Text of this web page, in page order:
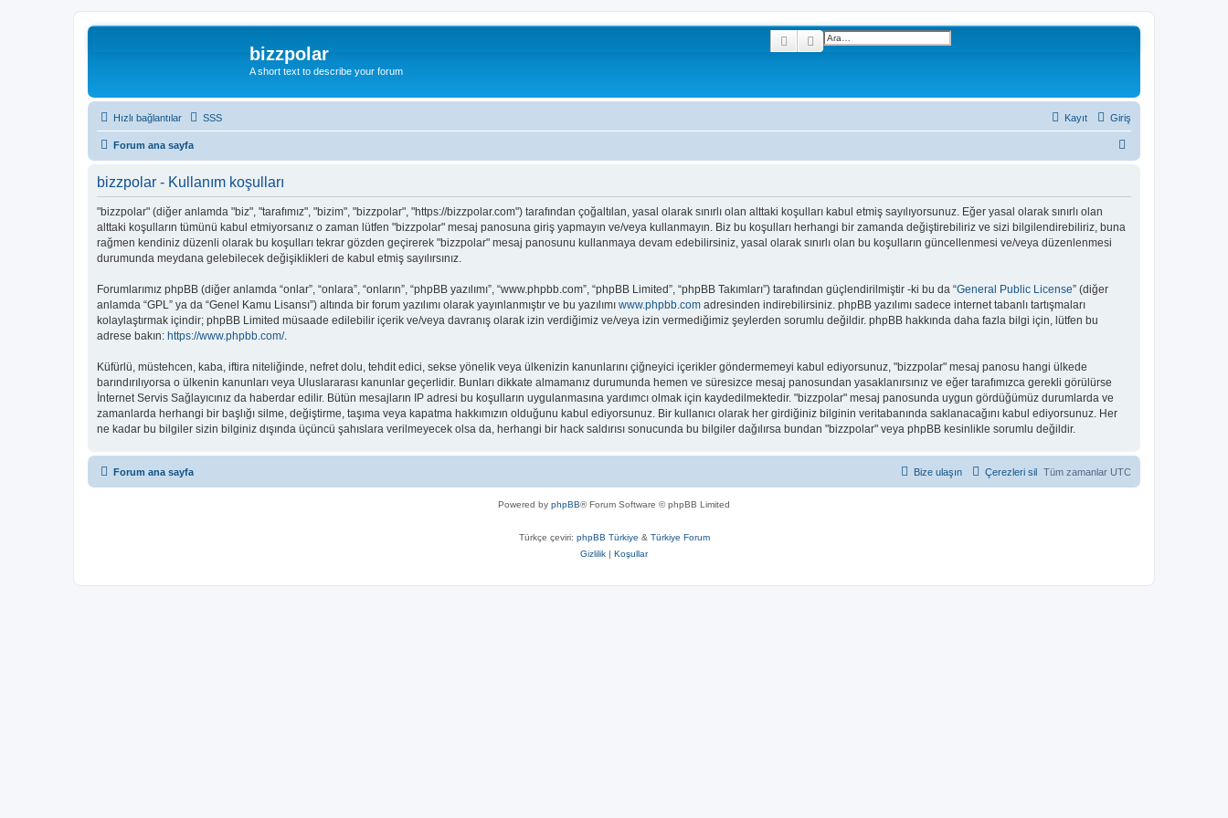
bizzpolar
A short text to describe your forum
Ara Gelişmiş arama
Hızlı bağlantılar SSS Giriş
Kayıt
Forum ana sayfa
bizzpolar - Kullanım koşulları
"bizzpolar" (diğer anlamda "biz", "tarafımız", "bizim", "bizzpolar", "https://bizzpolar.com") tarafından çoğaltılan, yasal olarak sınırlı olan alttaki koşulları kabul etmiş sayılıyorsunuz. Eğer yasal olarak sınırlı olan
alttaki koşulların tümünü kabul etmiyorsanız o zaman lütfen "bizzpolar" mesaj panosuna giriş yapmayın ve/veya kullanmayın. Biz bu koşulları herhangi bir zamanda değiştirebiliriz ve sizi bilgilendirebiliriz, buna
rağmen kendiniz düzenli olarak bu koşulları tekrar gözden geçirerek "bizzpolar" mesaj panosunu kullanmaya devam edebilirsiniz, yasal olarak sınırlı olan bu koşulların güncellenmesi ve/veya düzenlenmesi
durumunda meydana gelebilecek değişiklikleri de kabul etmiş sayılırsınız.
Forumlarımız phpBB (diğer anlamda “onlar”, “onlara”, “onların”, “phpBB yazılımı”, “www.phpbb.com”, “phpBB Limited”, “phpBB Takımları”) tarafından güçlendirilmiştir -ki bu da “General Public License” (diğer
anlamda “GPL” ya da “Genel Kamu Lisansı”) altında bir forum yazılımı olarak yayınlanmıştır ve bu yazılımı www.phpbb.com adresinden indirebilirsiniz. phpBB yazılımı sadece internet tabanlı tartışmaları
kolaylaştırmak içindir; phpBB Limited müsaade edilebilir içerik ve/veya davranış olarak izin verdiğimiz ve/veya izin vermediğimiz şeylerden sorumlu değildir. phpBB hakkında daha fazla bilgi için, lütfen bu
adrese bakın: https://www.phpbb.com/.
Küfürlü, müstehcen, kaba, iftira niteliğinde, nefret dolu, tehdit edici, sekse yönelik veya ülkenizin kanunlarını çiğneyici içerikler göndermemeyi kabul ediyorsunuz, "bizzpolar" mesaj panosu hangi ülkede
barındırılıyorsa o ülkenin kanunları veya Uluslararası kanunlar geçerlidir. Bunları dikkate almamanız durumunda hemen ve süresizce mesaj panosundan yasaklanırsınız ve eğer tarafımızca gerekli görülürse
İnternet Servis Sağlayıcınız da haberdar edilir. Bütün mesajların IP adresi bu koşulların uygulanmasına yardımcı olmak için kaydedilmektedir. "bizzpolar" mesaj panosunda uygun gördüğümüz durumlarda ve
zamanlarda herhangi bir başlığı silme, değiştirme, taşıma veya kapatma hakkımızın olduğunu kabul ediyorsunuz. Bir kullanıcı olarak her girdiğiniz bilginin veritabanında saklanacağını kabul ediyorsunuz. Her
ne kadar bu bilgiler sizin bilginiz dışında üçüncü şahıslara verilmeyecek olsa da, herhangi bir hack saldırısı sonucunda bu bilgiler dağılırsa bundan "bizzpolar" veya phpBB kesinlikle sorumlu değildir.
Forum ana sayfa Tüm zamanlar UTC
Çerezleri sil
Bize ulaşın
Powered by phpBB® Forum Software © phpBB Limited
Türkçe çeviri: phpBB Türkiye & Türkiye Forum
Gizlilik | Koşullar